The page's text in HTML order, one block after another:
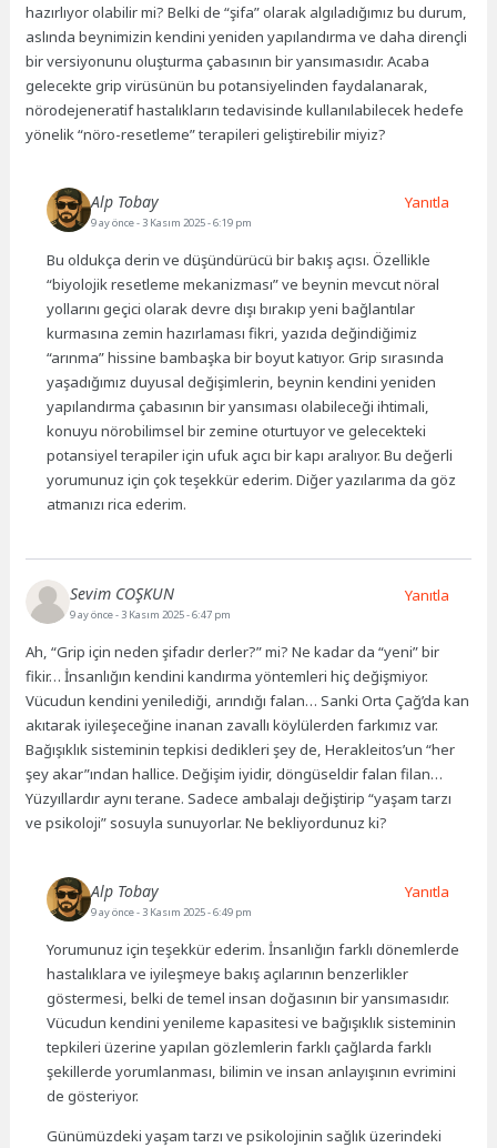
hazırlıyor olabilir mi? Belki de “şifa” olarak algıladığımız bu durum,
aslında beynimizin kendini yeniden yapılandırma ve daha dirençli
bir versiyonunu oluşturma çabasının bir yansımasıdır. Acaba
gelecekte grip virüsünün bu potansiyelinden faydalanarak,
nörodejeneratif hastalıkların tedavisinde kullanılabilecek hedefe
yönelik “nöro-resetleme” terapileri geliştirebilir miyiz?
Alp Tobay
9 ay önce- 3 Kasım 2025 - 6:19 pm
Bu oldukça derin ve düşündürücü bir bakış açısı. Özellikle
“biyolojik resetleme mekanizması” ve beynin mevcut nöral
yollarını geçici olarak devre dışı bırakıp yeni bağlantılar
kurmasına zemin hazırlaması fikri, yazıda değindiğimiz
“arınma” hissine bambaşka bir boyut katıyor. Grip sırasında
yaşadığımız duyusal değişimlerin, beynin kendini yeniden
yapılandırma çabasının bir yansıması olabileceği ihtimali,
konuyu nörobilimsel bir zemine oturtuyor ve gelecekteki
potansiyel terapiler için ufuk açıcı bir kapı aralıyor. Bu değerli
yorumunuz için çok teşekkür ederim. Diğer yazılarıma da göz
atmanızı rica ederim.
Yanıtla
Sevim COŞKUN
9 ay önce- 3 Kasım 2025 - 6:47 pm
Ah, “Grip için neden şifadır derler?” mi? Ne kadar da “yeni” bir
fikir… İnsanlığın kendini kandırma yöntemleri hiç değişmiyor.
Vücudun kendini yenilediği, arındığı falan… Sanki Orta Çağ’da kan
akıtarak iyileşeceğine inanan zavallı köylülerden farkımız var.
Bağışıklık sisteminin tepkisi dedikleri şey de, Herakleitos’un “her
şey akar”ından hallice. Değişim iyidir, döngüseldir falan filan…
Yüzyıllardır aynı terane. Sadece ambalajı değiştirip “yaşam tarzı
ve psikoloji” sosuyla sunuyorlar. Ne bekliyordunuz ki?
Yanıtla
Alp Tobay
9 ay önce- 3 Kasım 2025 - 6:49 pm
Yorumunuz için teşekkür ederim. İnsanlığın farklı dönemlerde
hastalıklara ve iyileşmeye bakış açılarının benzerlikler
göstermesi, belki de temel insan doğasının bir yansımasıdır.
Vücudun kendini yenileme kapasitesi ve bağışıklık sisteminin
tepkileri üzerine yapılan gözlemlerin farklı çağlarda farklı
şekillerde yorumlanması, bilimin ve insan anlayışının evrimini
de gösteriyor.
Günümüzdeki yaşam tarzı ve psikolojinin sağlık üzerindeki
Yanıtla